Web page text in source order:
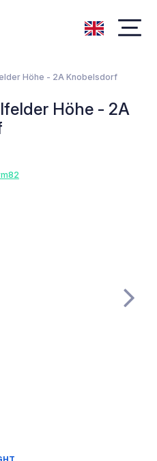
Höhe - 2A Knobelsdorf
Höhe - 2A